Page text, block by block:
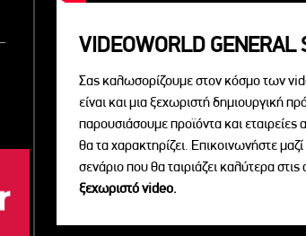
VIDEOWORLD GENERAL
Σας καλωσορίζουμε στον κόσμο των
είναι και μια ξεχωριστή δημιουργική
παρουσιάσουμε προϊόντα και
θα τα χαρακτηρίζει. Επικοινωνήστε
σενάριο που θα ταιριάζει καλύτερα
ξεχωριστό videο.